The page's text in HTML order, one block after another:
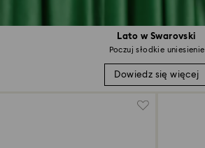
Lato w Swarovski
Poczuj słodkie uniesienie
Dowiedz się więcej